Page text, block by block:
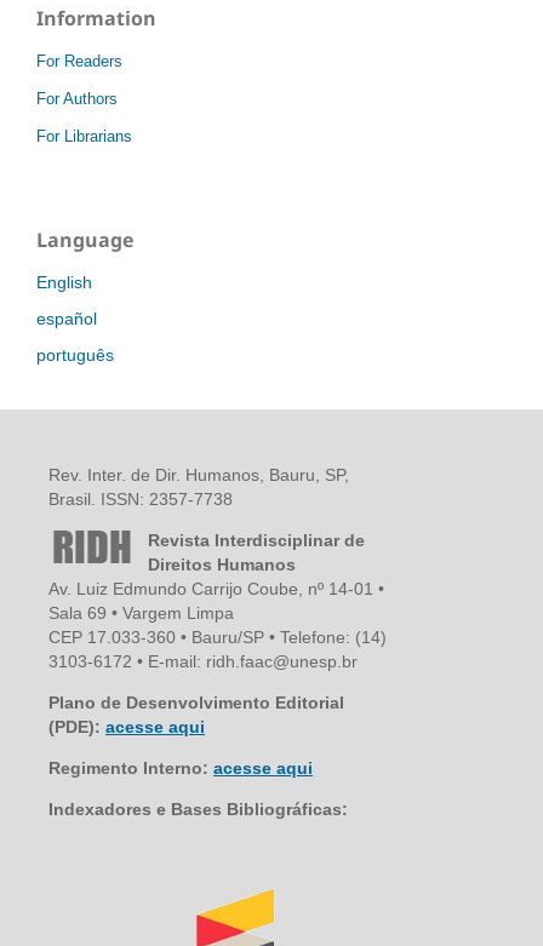
Information
For Readers
For Authors
For Librarians
Language
English
español
português
Rev. Inter. de Dir. Humanos, Bauru, SP,
Brasil. ISSN: 2357-7738
Revista Interdisciplinar de
Direitos Humanos
Av. Luiz Edmundo Carrijo Coube, nº 14-01 •
Sala 69 • Vargem Limpa
CEP 17.033-360 • Bauru/SP • Telefone: (14)
3103-6172 • E-mail: ridh.faac@unesp.br
Plano de Desenvolvimento Editorial
(PDE): acesse aqui
Regimento Interno: acesse aqui
Indexadores e Bases Bibliográficas: